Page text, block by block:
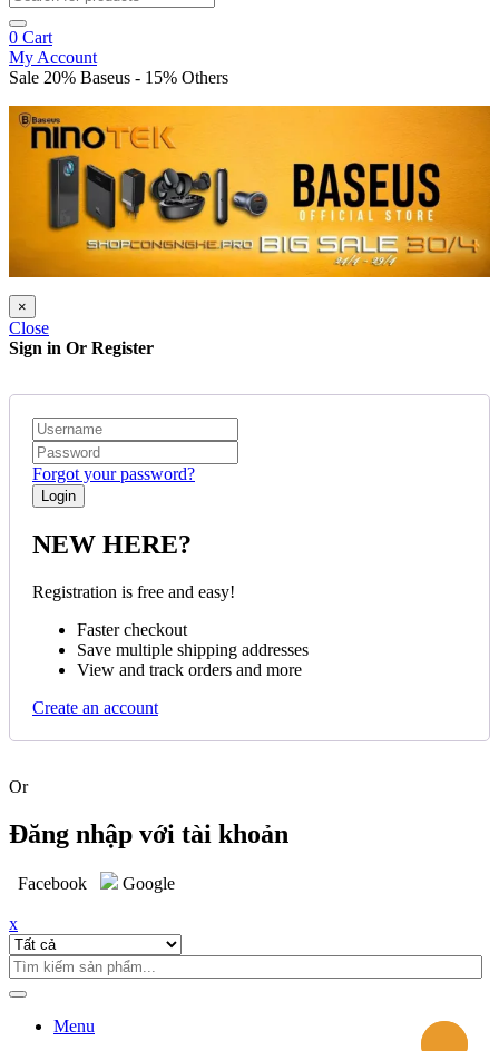
0 Cart
My Account
Sale 20% Baseus - 15% Others
×
Close
Sign in Or Register
Forgot your password?
NEW HERE?
Registration is free and easy!
Faster checkout
Save multiple shipping addresses
View and track orders and more
Create an account
Or
Đăng nhập với tài khoản
Facebook Google
x
Menu